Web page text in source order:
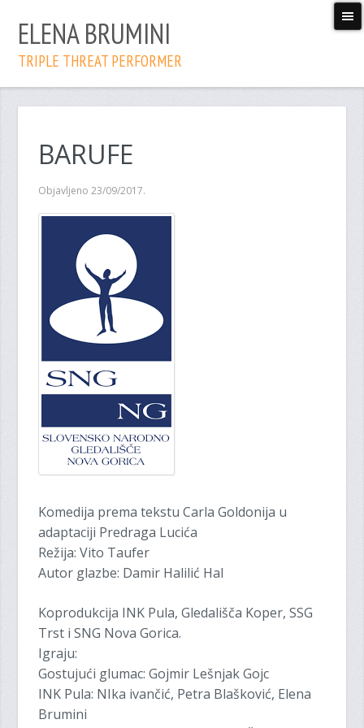
ELENA BRUMINI
TRIPLE THREAT PERFORMER
BARUFE
Objavljeno 23/09/2017.
Komedija prema tekstu Carla Goldonija u
adaptaciji Predraga Lucića
Režija: Vito Taufer
Autor glazbe: Damir Halilić Hal
Koprodukcija INK Pula, Gledališča Koper, SSG
Trst i SNG Nova Gorica.
Igraju:
Gostujući glumac: Gojmir Lešnjak Gojc
INK Pula: NIka ivančić, Petra Blašković, Elena
Brumini